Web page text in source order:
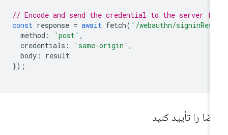
// Encode and send the credential to the
const response = await fetch('/webauthn/
method : 'post'
credentials : 'same-origin'
body: result
را تأیید کنید